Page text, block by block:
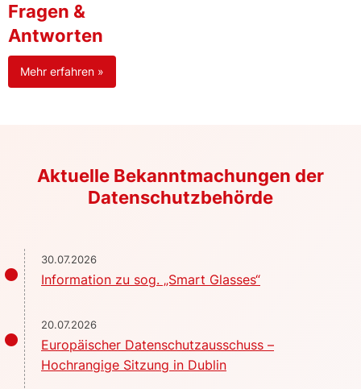
Fragen &
Antworten
Mehr erfahren »
Aktuelle Bekanntmachungen der
Datenschutzbehörde
30.07.2026
Information zu sog. „Smart Glasses“
20.07.2026
Europäischer Datenschutzausschuss –
Hochrangige Sitzung in Dublin